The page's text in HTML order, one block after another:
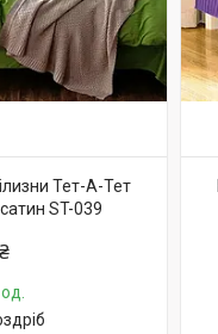
Тет-А-Тет
ST-039